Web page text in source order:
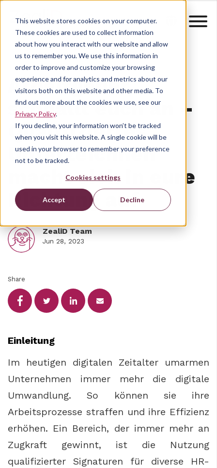
This website stores cookies on your computer.
These cookies are used to collect information
about how you interact with our website and allow
us to remember you. We use this information in
order to improve and customize your browsing
experience and for analytics and metrics about our
visitors both on this website and other media. To
find out more about the cookies we use, see our
Privacy Policy.
If you decline, your information won’t be tracked
when you visit this website. A single cookie will be
used in your browser to remember your preference
not to be tracked.
Cookies settings
Accept Decline
Arbeitgeber,
schnallt euch an –
Qualifiziertes
Unterzeichnen
macht sich in eure
Richtung auf
ZealiD Team
Jun 28, 2023
Share
Einleitung
Im heutigen digitalen Zeitalter umarmen
Unternehmen immer mehr die digitale
Umwandlung. So können sie ihre
Arbeitsprozesse straffen und ihre Effizienz
erhöhen. Ein Bereich, der immer mehr an
Zugkraft gewinnt, ist die Nutzung
qualifizierter Signaturen für diverse HR-